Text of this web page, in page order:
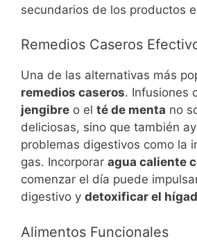
secundarios de los productos
Remedios Caseros
Una de las alternativas más
remedios caseros. Infusiones
jengibre o el té de menta no
deliciosas, sino que también
problemas digestivos como la
gas. Incorporar agua caliente
comenzar el día puede
digestivo y detoxificar el
Alimentos Funcionales